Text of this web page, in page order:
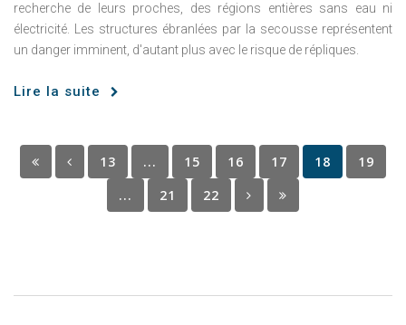
recherche de leurs proches, des régions entières sans eau ni
électricité. Les structures ébranlées par la secousse représentent
un danger imminent, d'autant plus avec le risque de répliques.
Lire la suite
13 ... 15 16 17 18
19
...
21 22